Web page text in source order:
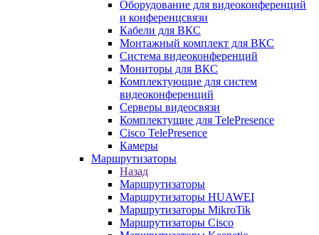
Оборудование для видеоконференций
и конференцсвязи
Кабели для ВКС
Монтажный комплект для ВКС
Система видеоконференций
Мониторы для ВКС
Комплектующие для систем
видеоконференций
Серверы видеосвязи
Комплектущие для TelePresence
Cisco TelePresence
Камеры
Маршрутизаторы
Назад
Маршрутизаторы
Маршрутизаторы HUAWEI
Маршрутизаторы MikroTik
Маршрутизаторы Cisco